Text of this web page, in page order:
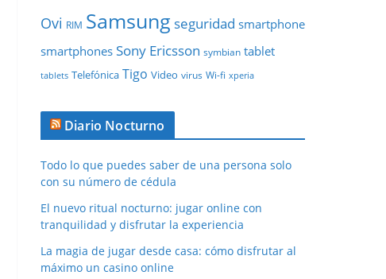
Ovi RIM Samsung seguridad smartphone
smartphones Sony Ericsson symbian tablet
tablets Telefónica Tigo Video virus Wi-fi xperia
Diario Nocturno
Todo lo que puedes saber de una persona solo
con su número de cédula
El nuevo ritual nocturno: jugar online con
tranquilidad y disfrutar la experiencia
La magia de jugar desde casa: cómo disfrutar al
máximo un casino online